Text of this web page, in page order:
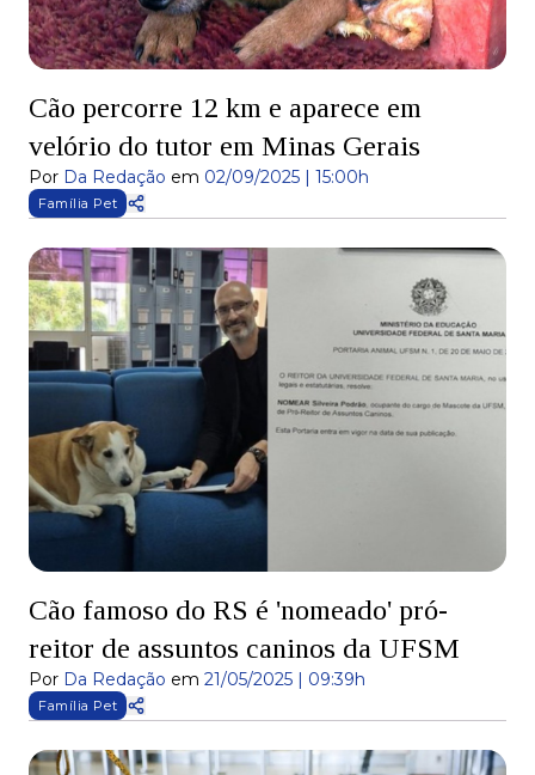
Cão percorre 12 km e aparece em
velório do tutor em Minas Gerais
Por Da Redação em 02/09/2025 | 15:00h
Família Pet
Cão famoso do RS é 'nomeado' pró-
reitor de assuntos caninos da UFSM
Por Da Redação em 21/05/2025 | 09:39h
Família Pet